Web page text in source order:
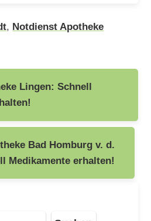
, Notdienst Apotheke
Lingen: Schnell
Bad Homburg v. d.
Medikamente erhalten!